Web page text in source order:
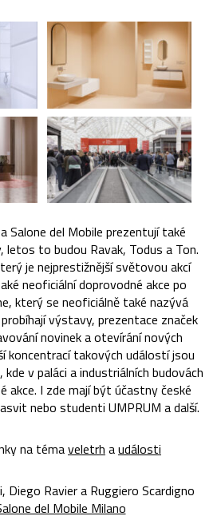
Salone del Mobile prezentují také
letos to budou Ravak, Todus a Ton.
je nejprestižnější světovou akcí
neoficiální doprovodné akce po
který se neoficiálně také nazývá
výstavy, prezentace značek
novinek a otevírání nových
koncentrací takových událostí jsou
v paláci a industriálních budovách
akce. I zde mají být účastny české
nebo studenti UMPRUM a další.
na témaveletrh audálosti
Diego Ravier a Ruggiero Scardigno
del Mobile Milano